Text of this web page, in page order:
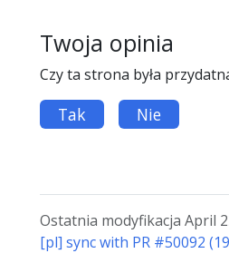
Twoja opinia
Czy ta strona była
Tak Nie
Ostatnia modyfikacja April
[pl] sync with PR #50092